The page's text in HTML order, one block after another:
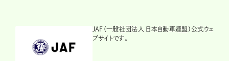
JAF（一般社団法人 日本自動車連盟）公式ウェ
ブサイトです。